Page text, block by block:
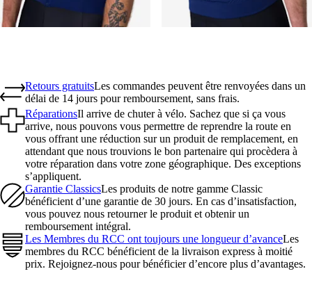
Retours gratuitsLes commandes peuvent être renvoyées dans un
délai de 14 jours pour remboursement, sans frais.
RéparationsIl arrive de chuter à vélo. Sachez que si ça vous
arrive, nous pouvons vous permettre de reprendre la route en
vous offrant une réduction sur un produit de remplacement, en
attendant que nous trouvions le bon partenaire qui procèdera à
votre réparation dans votre zone géographique. Des exceptions
s’appliquent.
Garantie ClassicsLes produits de notre gamme Classic
bénéficient d’une garantie de 30 jours. En cas d’insatisfaction,
vous pouvez nous retourner le produit et obtenir un
remboursement intégral.
Les Membres du RCC ont toujours une longueur d’avanceLes
membres du RCC bénéficient de la livraison express à moitié
prix. Rejoignez-nous pour bénéficier d’encore plus d’avantages.